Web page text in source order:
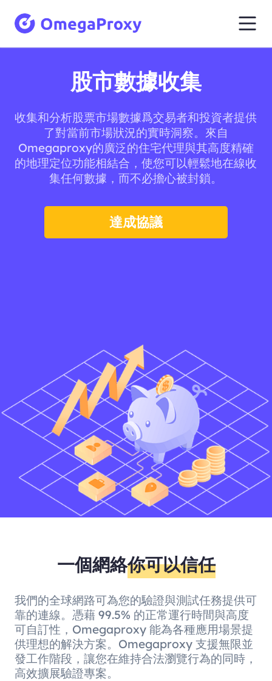
股市數據收集
收集和分析股票市場數據爲交易者和投資者提供
了對當前市場狀況的實時洞察。來自
Omegaproxy的廣泛的住宅代理與其高度精確
的地理定位功能相結合，使您可以輕鬆地在線收
集任何數據，而不必擔心被封鎖。
達成協議
一個網絡你可以信任
我們的全球網路可為您的驗證與測試任務提供可
靠的連線。憑藉 99.5% 的正常運行時間與高度
可自訂性，Omegaproxy 能為各種應用場景提
供理想的解決方案。Omegaproxy 支援無限並
發工作階段，讓您在維持合法瀏覽行為的同時，
高效擴展驗證專案。